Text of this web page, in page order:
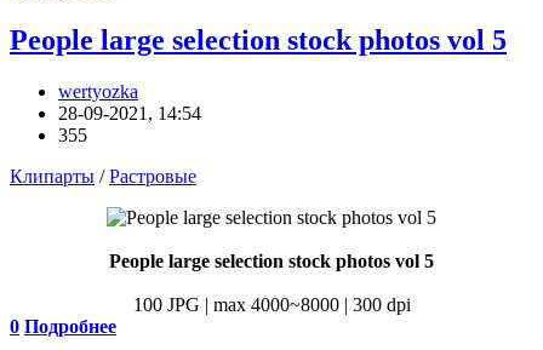
People large selection stock photos vol 5
wertyozka
28-09-2021, 14:54
355
Клипарты /Растровые
People large selection stock photos vol 5
100 JPG | max 4000~8000 | 300 dpi
0 Подробнее